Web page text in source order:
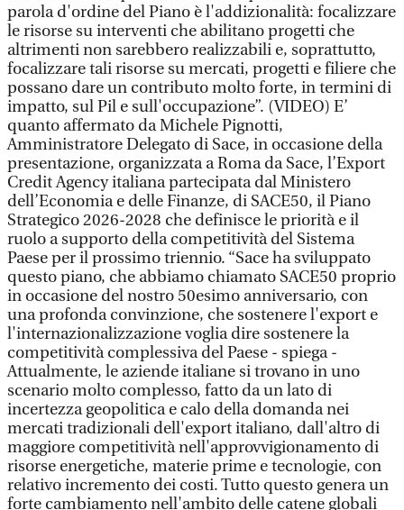
parola d'ordine del Piano è l'addizionalità: focalizzare
le risorse su interventi che abilitano progetti che
altrimenti non sarebbero realizzabili e, soprattutto,
focalizzare tali risorse su mercati, progetti e filiere che
possano dare un contributo molto forte, in termini di
impatto, sul Pil e sull'occupazione”. (VIDEO) E’
quanto affermato da Michele Pignotti,
Amministratore Delegato di Sace, in occasione della
presentazione, organizzata a Roma da Sace, l’Export
Credit Agency italiana partecipata dal Ministero
dell’Economia e delle Finanze, di SACE50, il Piano
Strategico 2026-2028 che definisce le priorità e il
ruolo a supporto della competitività del Sistema
Paese per il prossimo triennio. “Sace ha sviluppato
questo piano, che abbiamo chiamato SACE50 proprio
in occasione del nostro 50esimo anniversario, con
una profonda convinzione, che sostenere l'export e
l'internazionalizzazione voglia dire sostenere la
competitività complessiva del Paese - spiega -
Attualmente, le aziende italiane si trovano in uno
scenario molto complesso, fatto da un lato di
incertezza geopolitica e calo della domanda nei
mercati tradizionali dell'export italiano, dall'altro di
maggiore competitività nell'approvvigionamento di
risorse energetiche, materie prime e tecnologie, con
relativo incremento dei costi. Tutto questo genera un
forte cambiamento nell'ambito delle catene globali